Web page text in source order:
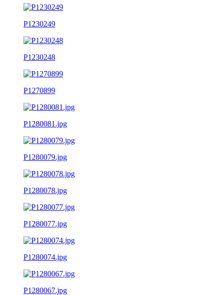
P1230249
P1230248
P1270899
P1280081.jpg
P1280079.jpg
P1280078.jpg
P1280077.jpg
P1280074.jpg
P1280067.jpg